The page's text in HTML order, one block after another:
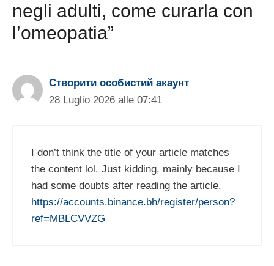
negli adulti, come curarla con
l’omeopatia”
Створити особистий акаунт
28 Luglio 2026 alle 07:41
I don’t think the title of your article matches
the content lol. Just kidding, mainly because I
had some doubts after reading the article.
https://accounts.binance.bh/register/person?
ref=MBLCVVZG